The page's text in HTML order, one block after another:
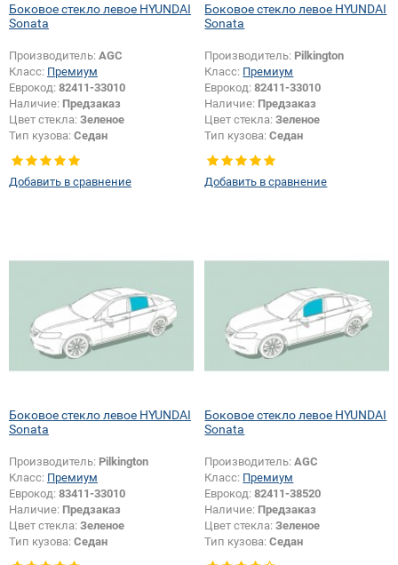
Боковое стекло левое HYUNDAI
Sonata
Производитель: AGC
Класс: Премиум
Еврокод: 82411-33010
Наличие: Предзаказ
Цвет стекла: Зеленое
Тип кузова: Седан
Добавить в сравнение
Боковое стекло левое HYUNDAI
Sonata
Производитель: Pilkington
Класс: Премиум
Еврокод:82411-33010
Наличие: Предзаказ
Цвет стекла:Зеленое
Тип кузова:Седан
Добавить в сравнение
Боковое стекло левое HYUNDAI
Sonata
Производитель: Pilkington
Класс: Премиум
Еврокод: 83411-33010
Наличие: Предзаказ
Цвет стекла: Зеленое
Тип кузова: Седан
Тип стекла: Боковое стекло левое
Боковое стекло левое HYUNDAI
Sonata
Производитель:AGC
Класс: Премиум
Еврокод:82411-38520
Наличие: Предзаказ
Цвет стекла:Зеленое
Тип кузова:Седан
Тип стекла:Боковое стекло левое